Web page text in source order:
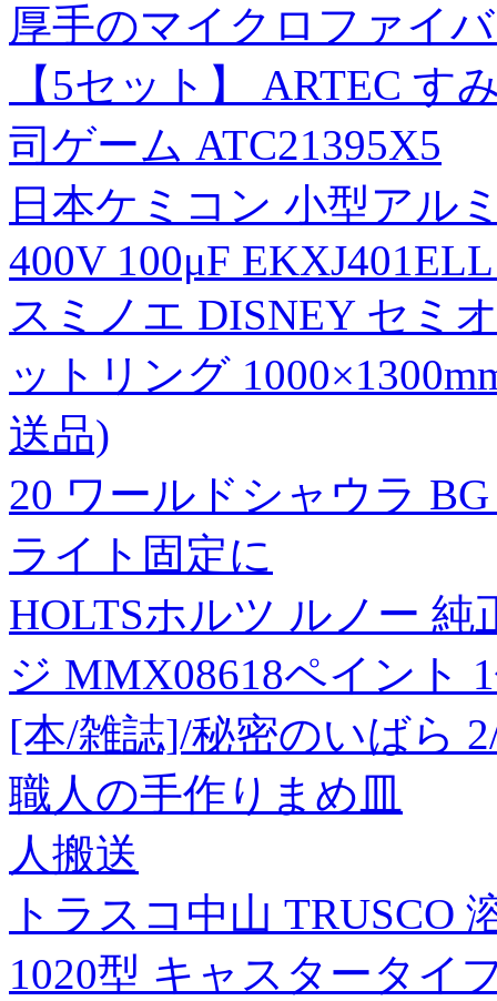
厚手のマイクロファイ
【5セット】 ARTEC
司ゲーム ATC21395X5
日本ケミコン 小型アル
400V 100μF
スミノエ DISNEY セミ
ットリング
送品)
20 ワールドシャウラ
ライト固定に
HOLTSホルツ ルノー
ジ MMX08618ペイント
[本/雑誌]/秘密のいばら
職人の手作りまめ皿
人搬送
トラスコ中山 TRUSCO
1020型 キャスタータイ